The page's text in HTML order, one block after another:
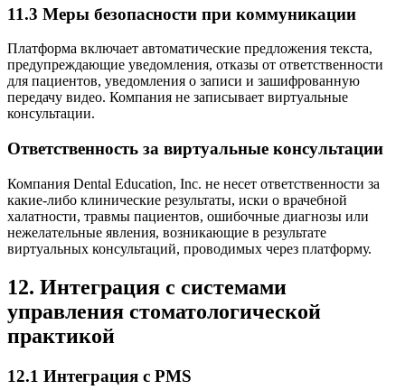
11.3 Меры безопасности при коммуникации
Платформа включает автоматические предложения текста,
предупреждающие уведомления, отказы от ответственности
для пациентов, уведомления о записи и зашифрованную
передачу видео. Компания не записывает виртуальные
консультации.
Ответственность за виртуальные консультации
Компания Dental Education, Inc. не несет ответственности за
какие-либо клинические результаты, иски о врачебной
халатности, травмы пациентов, ошибочные диагнозы или
нежелательные явления, возникающие в результате
виртуальных консультаций, проводимых через платформу.
12. Интеграция с системами
управления стоматологической
практикой
12.1 Интеграция с PMS